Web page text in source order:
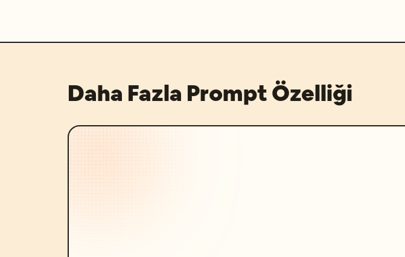
Daha Fazla Prompt Özelliği